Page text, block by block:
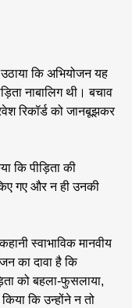
कि अभियोजन यह
नाबालिग थी। बचाव
रिकॉर्ड को जानबूझकर
कि पीड़िता की
गए और न ही उनकी
स्वाभाविक मानवीय
का दावा है कि
को बहला-फुसलाया,
कि उन्होंने न तो